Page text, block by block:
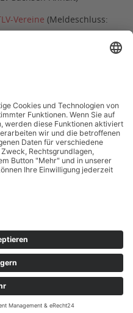
Vereine (Meldeschluss: